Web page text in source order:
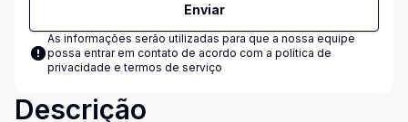
Enviar
As informações serão utilizadas para que a nossa equipe
possa entrar em contato de acordo com a política de
privacidade e termos de serviço
Descrição